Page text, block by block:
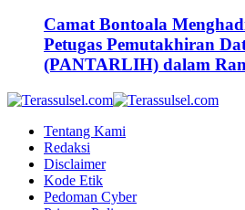
Camat Bontoala
Petugas Pemutakhiran
(PANTARLIH) dalam
Tentang Kami
Redaksi
Disclaimer
Kode Etik
Pedoman Cyber